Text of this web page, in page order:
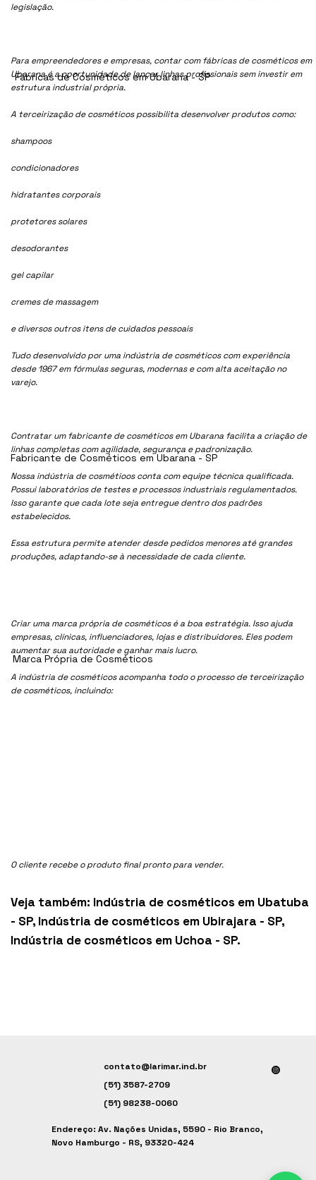
legislação.
Para empreendedores e empresas, contar com fábricas de cosméticos em
Ubarana é a oportunidade de lançar linhas profissionais sem investir em
estrutura industrial própria.
A terceirização de cosméticos possibilita desenvolver produtos como:
shampoos
condicionadores
hidratantes corporais
protetores solares
desodorantes
gel capilar
cremes de massagem
e diversos outros itens de cuidados pessoais
Tudo desenvolvido por uma indústria de cosméticos com experiência
desde 1967 em fórmulas seguras, modernas e com alta aceitação no
varejo.
Contratar um fabricante de cosméticos em Ubarana facilita a criação de
linhas completas com agilidade, segurança e padronização.
Nossa indústria de cosmétioos conta com equipe técnica qualificada.
Possui laboratórios de testes e processos industriais regulamentados.
Isso garante que cada lote seja entregue dentro dos padrões
estabelecidos.
Essa estrutura permite atender desde pedidos menores até grandes
produções, adaptando-se à necessidade de cada cliente.
Criar uma marca própria de cosméticos é a boa estratégia. Isso ajuda
empresas, clínicas, influenciadores, lojas e distribuidores. Eles podem
aumentar sua autoridade e ganhar mais lucro.
A indústria de cosméticos acompanha todo o processo de terceirização
de cosméticos, incluindo:
O cliente recebe o produto final pronto para vender.
Veja também: Indústria de cosméticos em Ubatuba
- SP, Indústria de cosméticos em Ubirajara - SP,
Indústria de cosméticos em Uchoa - SP.
Fábricas de Cosméticos em Ubarana - SP
Fabricante de Cosméticos em Ubarana - SP
Marca Própria de Cosméticos
contato@larimar.ind.br
(51) 3587-2709
(51) 98238-0060
Endereço: Av. Nações Unidas, 5590 - Rio Branco,
Novo Hamburgo - RS, 93320-424